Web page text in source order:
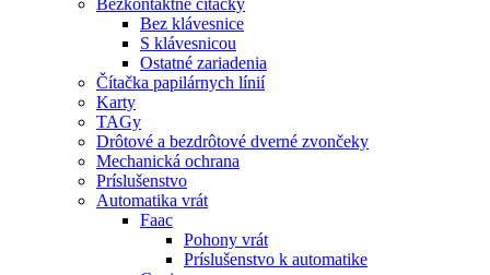
Bezkontaktné čítačky
Bez klávesnice
S klávesnicou
Ostatné zariadenia
Čítačka papilárnych línií
Karty
TAGy
Drôtové a bezdrôtové dverné zvončeky
Mechanická ochrana
Príslušenstvo
Automatika vrát
Faac
Pohony vrát
Príslušenstvo k automatike